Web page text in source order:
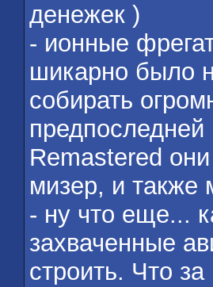
денежек )
- ионные
шикарно было
собирать
Remastered
мизер, и также
- ну что еще...
захваченные
строить. Что за